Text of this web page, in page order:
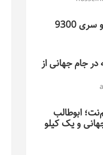
9300
در جام جهانی از
ابوطالب
و یک کیلو